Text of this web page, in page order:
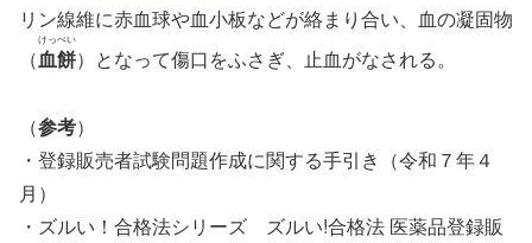
リン線維に赤血球や血小板などが絡まり合い、血の凝固物
（血餅
けっぺい
）となって傷口をふさぎ、止血がなされる。
（参考）
・登録販売者試験問題作成に関する手引き（令和７年４
月）
・ズルい！合格法シリーズ ズルい!合格法 医薬品登録販